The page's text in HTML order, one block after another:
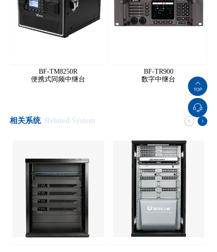
BF-TM8250R
便携式同频中继台
BF-TR900
数字中继台
相关系统 Related System